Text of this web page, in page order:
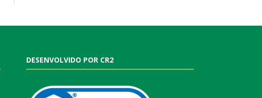
DESENVOLVIDO POR CR2